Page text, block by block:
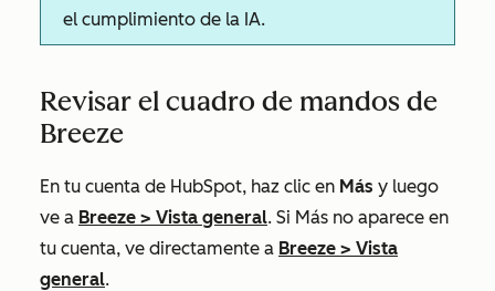
el cumplimiento de la IA.
Revisar el cuadro de mandos de
Breeze
En tu cuenta de HubSpot, haz clic en Más y luego
ve a Breeze > Vista general. Si Más no aparece en
tu cuenta, ve directamente a Breeze > Vista
general.